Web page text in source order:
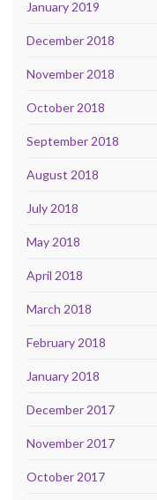
January 2019
December 2018
November 2018
October 2018
September 2018
August 2018
July 2018
May 2018
April 2018
March 2018
February 2018
January 2018
December 2017
November 2017
October 2017